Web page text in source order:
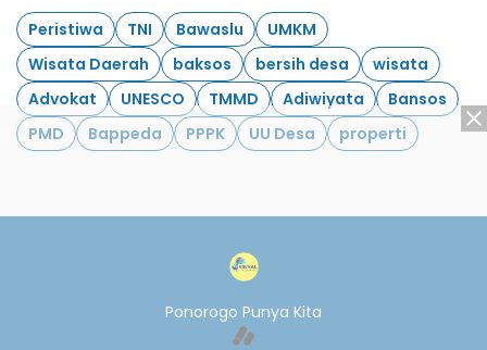
Peristiwa TNI Bawaslu
UMKM
Wisata Daerah
baksos bersih desa
wisata
Advokat
UNESCO TMMD Adiwiyata
Bansos
PMD
Bappeda PPPK UU Desa properti
Ponorogo Punya Kita